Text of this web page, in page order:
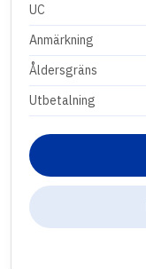
UC
Anmärkning
Åldersgräns
Utbetalning